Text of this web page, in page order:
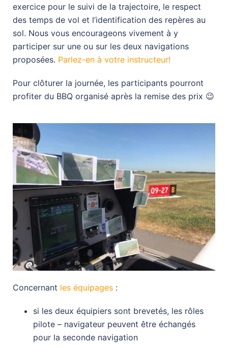
exercice pour le suivi de la trajectoire, le respect
des temps de vol et l’identification des repères au
sol. Nous vous encourageons vivement à y
participer sur une ou sur les deux navigations
proposées. Parlez-en à votre instructeur!
Pour clôturer la journée, les participants pourront
profiter du BBQ organisé après la remise des prix 😉
Concernant les équipages :
si les deux équipiers sont brevetés, les rôles
pilote – navigateur peuvent être échangés
pour la seconde navigation